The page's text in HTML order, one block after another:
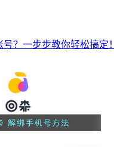
？一步步教你轻松搞定！